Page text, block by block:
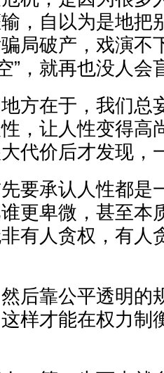
，自以为是地把
局破产，戏演不
”，就再也没人会
方在于，我们总
，让人性变得高
代价后才发现，
要承认人性都是
更卑微，甚至本
有人贪权，有人
后靠公平透明的
样才能在权力制